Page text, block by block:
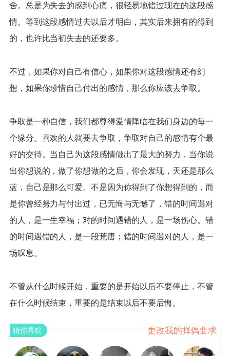
舍。总是为失去的感到心痛，很轻易地错过现在的这段感
情。等到这段感情过去以后才明白，其实后来拥有的得到
的，也许比当初失去的还要多。
不过，如果你对自己有信心，如果你对这段感情还有幻
想，如果你珍惜自己付出的感情，那么你应该去争取。
争取是一种自信，我们都尊得爱情降临在我们身边的每一
个缘分。喜欢的人就要去争取，争取对自己的感情有个最
好的交待。当自己为这段感情做出了最大的努力，当你说
出你想说的，做了你想做的之后，你会发现，天还是那么
蓝，自己是那么可爱。不是因为你得到了你想得到的，而
是你曾经努力与付出过，已无悔与无憾了，错的时间遇对
的人，是一生幸福；对的时间遇错的人，是一场伤心。错
的时间遇错的人，是一段荒唐；错的时间遇对的人，是一
场叹息。
不管从什么时候开始，重要的是开始以后不要停止，不管
在什么时候结束，重要的是结束以后不要后悔。
猜你喜欢 更改我的择偶要求